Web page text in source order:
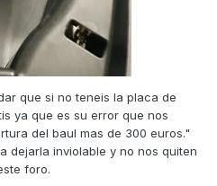
que si no teneis la placa de
ya que es su error que nos
del baul mas de 300 euros."
dejarla inviolable y no nos quiten
foro.